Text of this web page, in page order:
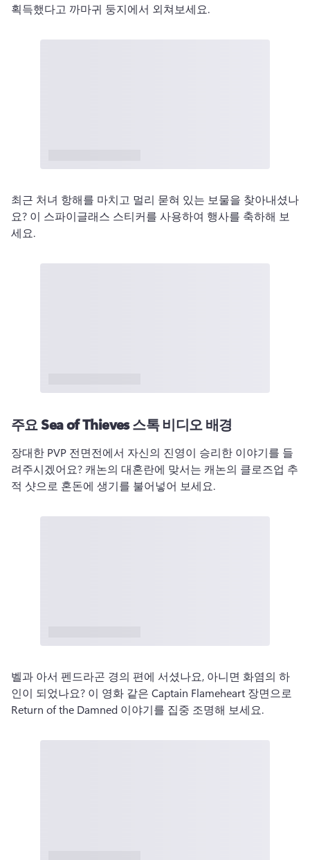
획득했다고 까마귀 둥지에서 외쳐보세요.
최근 처녀 항해를 마치고 멀리 묻혀 있는 보물을 찾아내셨나
요? 이 스파이글래스 스티커를 사용하여 행사를 축하해 보
세요.
주요 Sea of ​​Thieves 스톡 비디오 배경
장대한 PVP 전면전에서 자신의 진영이 승리한 이야기를 들
려주시겠어요? 캐논의 대혼란에 맞서는 캐논의 클로즈업 추
적 샷으로 혼돈에 생기를 불어넣어 보세요.
벨과 아서 펜드라곤 경의 편에 서셨나요, 아니면 화염의 하
인이 되었나요? 이 영화 같은 Captain Flameheart 장면으로
Return of the Damned 이야기를 집중 조명해 보세요.